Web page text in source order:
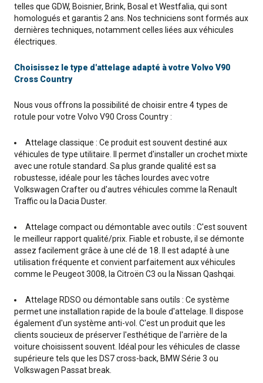
telles que GDW, Boisnier, Brink, Bosal et Westfalia, qui sont
homologués et garantis 2 ans. Nos techniciens sont formés aux
dernières techniques, notamment celles liées aux véhicules
électriques.
Choisissez le type d'attelage adapté à votre Volvo V90
Cross Country
Nous vous offrons la possibilité de choisir entre 4 types de
rotule pour votre Volvo V90 Cross Country :
Attelage classique : Ce produit est souvent destiné aux
véhicules de type utilitaire. Il permet d'installer un crochet mixte
avec une rotule standard. Sa plus grande qualité est sa
robustesse, idéale pour les tâches lourdes avec votre
Volkswagen Crafter ou d'autres véhicules comme la Renault
Traffic ou la Dacia Duster.
Attelage compact ou démontable avec outils : C'est souvent
le meilleur rapport qualité/prix. Fiable et robuste, il se démonte
assez facilement grâce à une clé de 18. Il est adapté à une
utilisation fréquente et convient parfaitement aux véhicules
comme le Peugeot 3008, la Citroën C3 ou la Nissan Qashqai.
Attelage RDSO ou démontable sans outils : Ce système
permet une installation rapide de la boule d'attelage. Il dispose
également d'un système anti-vol. C'est un produit que les
clients soucieux de préserver l'esthétique de l'arrière de la
voiture choisissent souvent. Idéal pour les véhicules de classe
supérieure tels que les DS7 cross-back, BMW Série 3 ou
Volkswagen Passat break.